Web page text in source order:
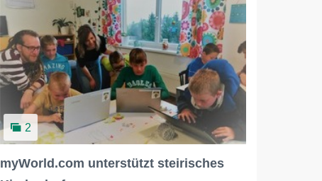
2
myWorld.com unterstützt steirisches